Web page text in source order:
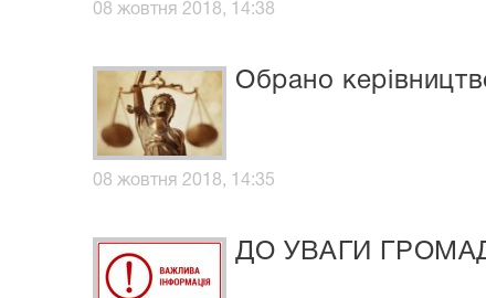
08 жовтня 2018, 14:38
Обрано
08 жовтня 2018, 14:35
ДО УВАГИ